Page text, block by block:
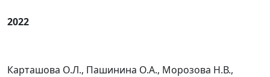
2022
Карташова О.Л., Пашинина О.А., Морозова Н.В.,